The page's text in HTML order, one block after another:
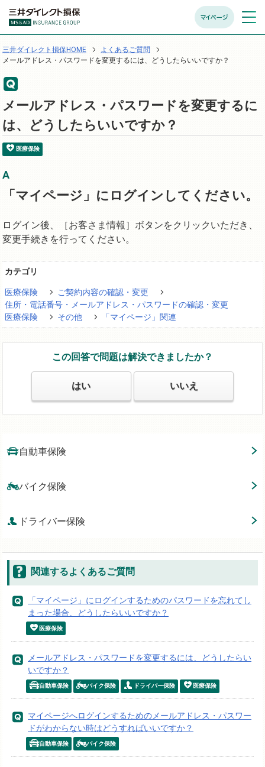
マイページ メニュ
開く
三井ダイレクト損保HOME
よくあるご質問
メールアドレス・パスワードを変更するには、どうしたらいいですか？
メールアドレス・パスワードを変更するに
は、どうしたらいいですか？
医療保険
「マイページ」にログインしてください。
ログイン後、［お客さま情報］ボタンをクリックいただき、
変更手続きを行ってください。
カテゴリ
医療保険
ご契約内容の確認・変更
住所・電話番号・メールアドレス・パスワードの確認・変更
医療保険
その他 「マイページ」関連
この回答で問題は解決できましたか？
はい いいえ
自動車保険
バイク保険
ドライバー保険
関連するよくあるご質問
「マイページ」にログインするためのパスワードを忘れてし
まった場合、どうしたらいいですか？
医療保険
メールアドレス・パスワードを変更するには、どうしたらい
いですか？
自動車保険 バイク保険 ドライバー保険 医療保険
マイページへログインするためのメールアドレス・パスワー
ドがわからない時はどうすればいいですか？
自動車保険 バイク保険